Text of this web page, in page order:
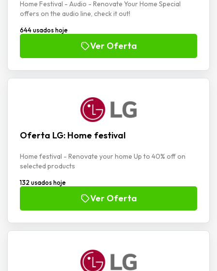
Home Festival - Audio - Renovate Your Home Special
offers on the audio line, check it out!
644 usados hoje
Ver Oferta
Oferta LG: Home festival
Home festival - Renovate your home Up to 40% off on
selected products
132 usados hoje
Ver Oferta